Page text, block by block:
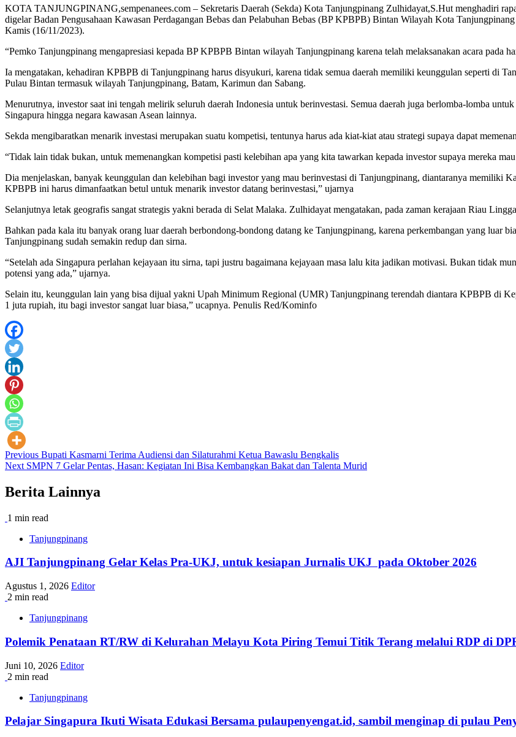
KOTA TANJUNGPINANG,sempenanees.com – Sekretaris Daerah (Sekda) Kota Tanjungpinang Zulhidayat,S.Hut menghadiri
digelar Badan Pengusahaan Kawasan Perdagangan Bebas dan Pelabuhan Bebas (BP KPBPB) Bintan Wilayah Kota
Kamis (16/11/2023).
“Pemko Tanjungpinang mengapresiasi kepada BP KPBPB Bintan wilayah Tanjungpinang karena telah melaksanakan acara pada
Ia mengatakan, kehadiran KPBPB di Tanjungpinang harus disyukuri, karena tidak semua daerah memiliki keunggulan seperti di
Pulau Bintan termasuk wilayah Tanjungpinang, Batam, Karimun dan Sabang.
Menurutnya, investor saat ini tengah melirik seluruh daerah Indonesia untuk berinvestasi. Semua daerah juga berlomba-lomba
Singapura hingga negara kawasan Asean lainnya.
Sekda mengibaratkan menarik investasi merupakan suatu kompetisi, tentunya harus ada kiat-kiat atau strategi supaya dapat
“Tidak lain tidak bukan, untuk memenangkan kompetisi pasti kelebihan apa yang kita tawarkan kepada investor supaya mereka
Dia menjelaskan, banyak keunggulan dan kelebihan bagi investor yang mau berinvestasi di Tanjungpinang, diantaranya memiliki
KPBPB ini harus dimanfaatkan betul untuk menarik investor datang berinvestasi,” ujarnya
Selanjutnya letak geografis sangat strategis yakni berada di Selat Malaka. Zulhidayat mengatakan, pada zaman kerajaan Riau
Bahkan pada kala itu banyak orang luar daerah berbondong-bondong datang ke Tanjungpinang, karena perkembangan yang luar
Tanjungpinang sudah semakin redup dan sirna.
“Setelah ada Singapura perlahan kejayaan itu sirna, tapi justru bagaimana kejayaan masa lalu kita jadikan motivasi. Bukan tidak
potensi yang ada,” ujarnya.
Selain itu, keunggulan lain yang bisa dijual yakni Upah Minimum Regional (UMR) Tanjungpinang terendah diantara KPBPB di
1 juta rupiah, itu bagi investor sangat luar biasa,” ucapnya. Penulis Red/Kominfo
Post
navigation
Previous Bupati Kasmarni Terima Audiensi dan Silaturahmi Ketua Bawaslu Bengkalis
Next SMPN 7 Gelar Pentas, Hasan: Kegiatan Ini Bisa Kembangkan Bakat dan Talenta Murid
Berita Lainnya
1 min read
Tanjungpinang
AJI Tanjungpinang Gelar Kelas Pra-UKJ, untuk kesiapan Jurnalis UKJ pada Oktober 2026
Agustus 1, 2026 Editor
2 min read
Tanjungpinang
Polemik Penataan RT/RW di Kelurahan Melayu Kota Piring Temui Titik Terang melalui RDP di
Juni 10, 2026 Editor
2 min read
Tanjungpinang
Pelajar Singapura Ikuti Wisata Edukasi Bersama pulaupenyengat.id, sambil menginap di pulau